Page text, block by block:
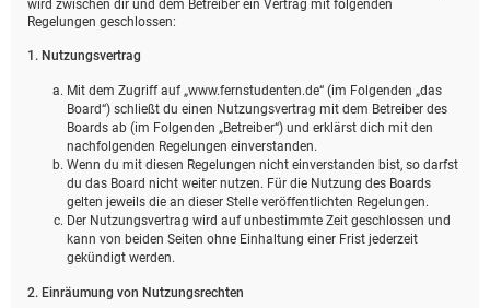
wird zwischen dir und dem Betreiber ein Vertrag mit folgenden
Regelungen geschlossen:
1. Nutzungsvertrag
Mit dem Zugriff auf „www.fernstudenten.de“ (im Folgenden „das
Board“) schließt du einen Nutzungsvertrag mit dem Betreiber des
Boards ab (im Folgenden „Betreiber“) und erklärst dich mit den
nachfolgenden Regelungen einverstanden.
Wenn du mit diesen Regelungen nicht einverstanden bist, so darfst
du das Board nicht weiter nutzen. Für die Nutzung des Boards
gelten jeweils die an dieser Stelle veröffentlichten Regelungen.
Der Nutzungsvertrag wird auf unbestimmte Zeit geschlossen und
kann von beiden Seiten ohne Einhaltung einer Frist jederzeit
gekündigt werden.
2. Einräumung von Nutzungsrechten